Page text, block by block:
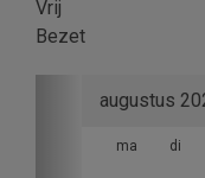
Vrij
Bezet
augustus
ma di
Previous